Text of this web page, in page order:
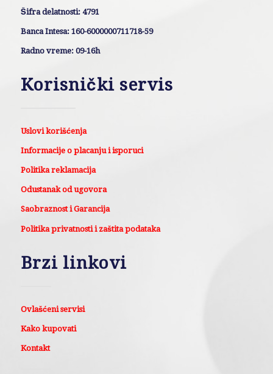
Šifra delatnosti: 4791
Banca Intesa: 160-6000000711718-59
Radno vreme: 09-16h
Korisnički servis
Uslovi korišćenja
Informacije o placanju i isporuci
Politika reklamacija
Odustanak od ugovora
Saobraznost i Garancija
Politika privatnosti i zaštita podataka
Brzi linkovi
Ovlašćeni servisi
Kako kupovati
Kontakt